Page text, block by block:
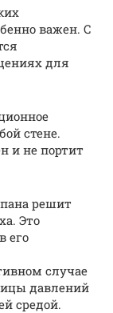
важен. С
для
стене.
и не портит
решит
Это
его
случае
давлений
средой.